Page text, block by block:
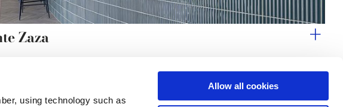
using technology such as
Allow all cookies
Zaza